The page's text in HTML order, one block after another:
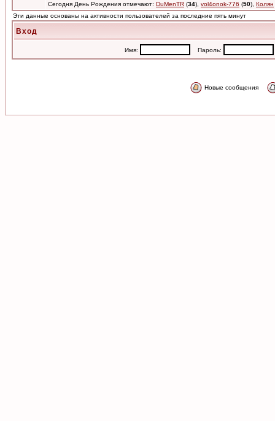
Сегодня День Рождения отмечают: DuMenTR (34), vol4onok-776 (50), Колян
Эти данные основаны на активности пользователей за последние пять минут
Вход
Имя: Пароль:
Новые сообщения